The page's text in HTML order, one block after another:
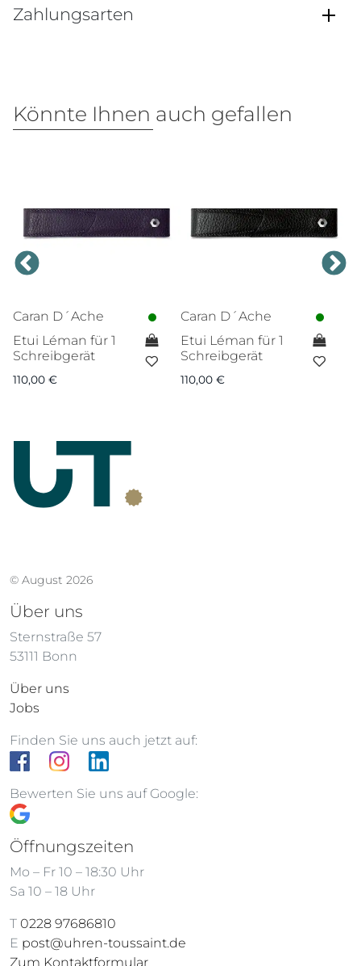
Zahlungsarten
Könnte Ihnen auch gefallen
Caran D´Ache
Etui Léman für 1
Schreibgerät
110,00 €
Caran D´Ache
Etui Léman für 1
Schreibgerät
110,00 €
© August 2026
Über uns
Sternstraße 57
53111 Bonn
Über uns
Jobs
Finden Sie uns auch jetzt auf:
Bewerten Sie uns auf Google:
Öffnungszeiten
Mo – Fr 10 – 18:30 Uhr
Sa 10 – 18 Uhr
T 0228 97686810
E post@uhren-toussaint.de
Zum Kontaktformular